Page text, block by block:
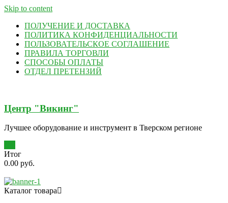
Skip to content
ПОЛУЧЕНИЕ И ДОСТАВКА
ПОЛИТИКА КОНФИДЕНЦИАЛЬНОСТИ
ПОЛЬЗОВАТЕЛЬСКОЕ СОГЛАШЕНИЕ
ПРАВИЛА ТОРГОВЛИ
СПОСОБЫ ОПЛАТЫ
ОТДЕЛ ПРЕТЕНЗИЙ
Центр "Викинг"
Лучшее оборудование и инструмент в Тверском регионе
Итог
0.00 руб.
Каталог товара